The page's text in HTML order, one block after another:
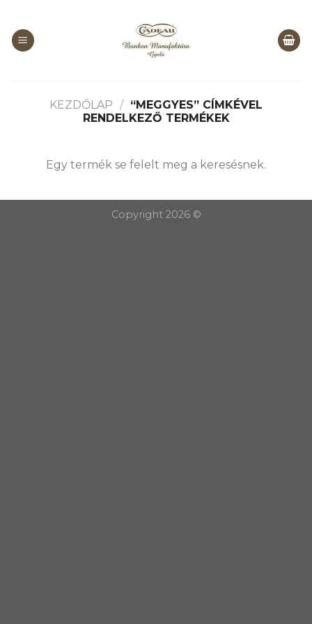
content
KEZDŐLAP / “MEGGYES” CÍMKÉVEL
RENDELKEZŐ TERMÉKEK
Egy termék se felelt meg a keresésnek.
Copyright 2026 ©